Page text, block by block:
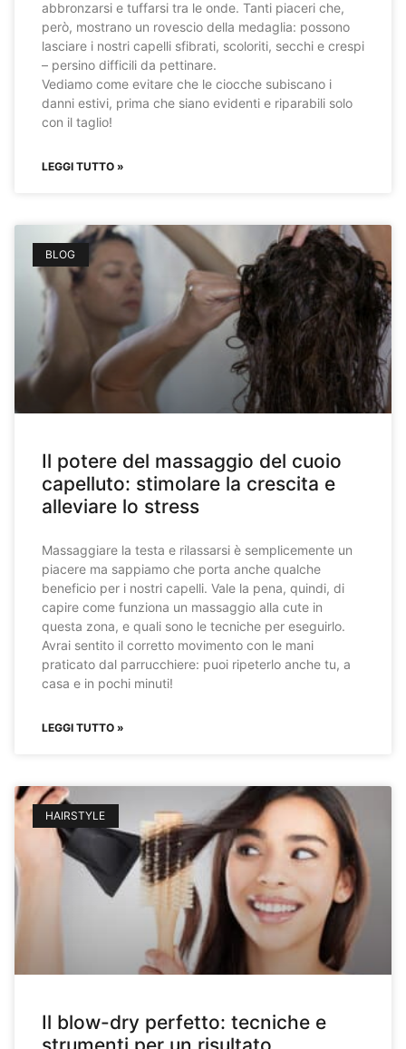
abbronzarsi e tuffarsi tra le onde. Tanti piaceri che,
però, mostrano un rovescio della medaglia: possono
lasciare i nostri capelli sfibrati, scoloriti, secchi e crespi
– persino difficili da pettinare.
Vediamo come evitare che le ciocche subiscano i
danni estivi, prima che siano evidenti e riparabili solo
con il taglio!
LEGGI TUTTO »
BLOG
Il potere del massaggio del cuoio
capelluto: stimolare la crescita e
alleviare lo stress
Massaggiare la testa e rilassarsi è semplicemente un
piacere ma sappiamo che porta anche qualche
beneficio per i nostri capelli. Vale la pena, quindi, di
capire come funziona un massaggio alla cute in
questa zona, e quali sono le tecniche per eseguirlo.
Avrai sentito il corretto movimento con le mani
praticato dal parrucchiere: puoi ripeterlo anche tu, a
casa e in pochi minuti!
LEGGI TUTTO »
HAIRSTYLE
Il blow-dry perfetto: tecniche e